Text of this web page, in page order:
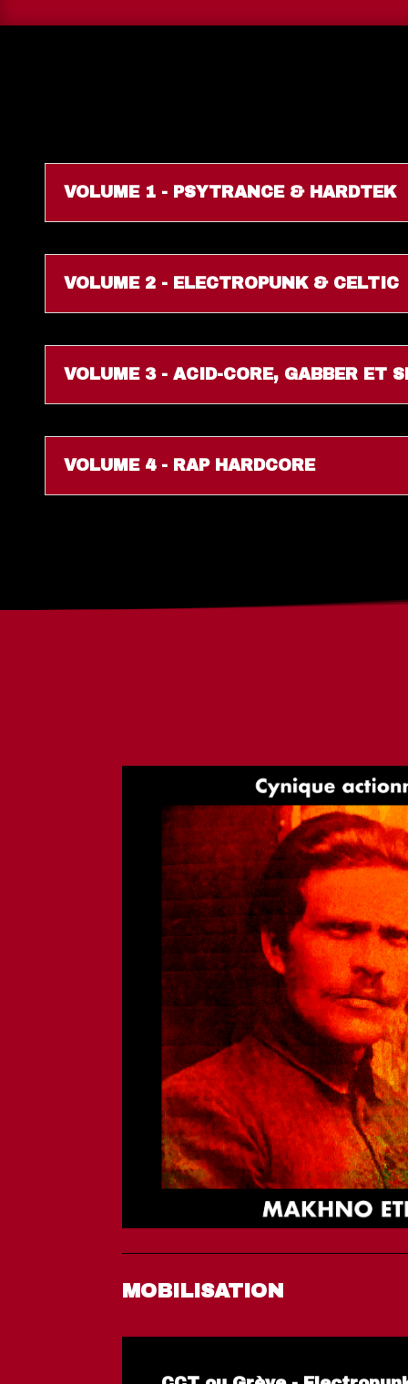
VOLUME 1 - PSYTRANCE & HARDTEK
VOLUME 2 - ELECTROPUNK & CELTIC
VOLUME 3 - ACID-CORE, GABBER ET
VOLUME 4 - RAP HARDCORE
MOBILISATION